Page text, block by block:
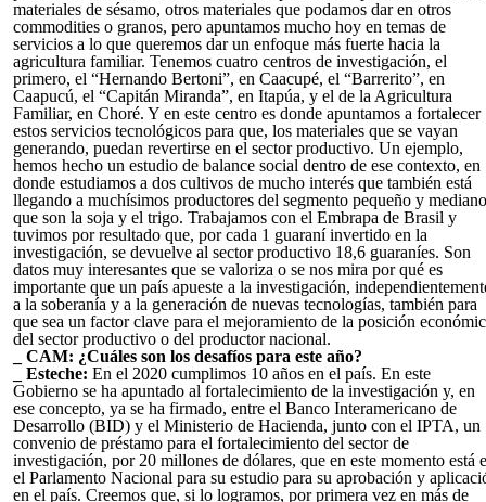
materiales de sésamo, otros materiales que podamos dar en otros
commodities o granos, pero apuntamos mucho hoy en temas de
servicios a lo que queremos dar un enfoque más fuerte hacia la
agricultura familiar. Tenemos cuatro centros de investigación, el
primero, el “Hernando Bertoni”, en Caacupé, el “Barrerito”, en
Caapucú, el “Capitán Miranda”, en Itapúa, y el de la Agricultura
Familiar, en Choré. Y en este centro es donde apuntamos a fortalecer
estos servicios tecnológicos para que, los materiales que se vayan
generando, puedan revertirse en el sector productivo. Un ejemplo,
hemos hecho un estudio de balance social dentro de ese contexto, en
donde estudiamos a dos cultivos de mucho interés que también está
llegando a muchísimos productores del segmento pequeño y mediano
que son la soja y el trigo. Trabajamos con el Embrapa de Brasil y
tuvimos por resultado que, por cada 1 guaraní invertido en la
investigación, se devuelve al sector productivo 18,6 guaraníes. Son
datos muy interesantes que se valoriza o se nos mira por qué es
importante que un país apueste a la investigación,
a la soberanía y a la generación de nuevas tecnologías, también para
que sea un factor clave para el mejoramiento de la posición
del sector productivo o del productor nacional.
_ CAM: ¿Cuáles son los desafíos para este año?
_ Esteche: En el 2020 cumplimos 10 años en el país. En este
Gobierno se ha apuntado al fortalecimiento de la investigación y, en
ese concepto, ya se ha firmado, entre el Banco Interamericano de
Desarrollo (BID) y el Ministerio de Hacienda, junto con el IPTA, un
convenio de préstamo para el fortalecimiento del sector de
investigación, por 20 millones de dólares, que en este momento está
el Parlamento Nacional para su estudio para su aprobación y
en el país. Creemos que, si lo logramos, por primera vez en más de